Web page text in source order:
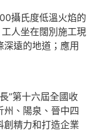
攝氏度低溫火焰的
人坐在闊別施工現
遠的地道；應用
”第十六屆全國收
州、陽泉、晉中四
創精力和打造企業